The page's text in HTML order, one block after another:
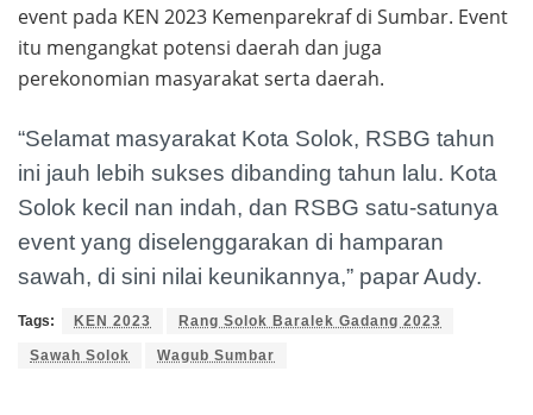
event pada KEN 2023 Kemenparekraf di Sumbar. Event
itu mengangkat potensi daerah dan juga
perekonomian masyarakat serta daerah.
“Selamat masyarakat Kota Solok, RSBG tahun
ini jauh lebih sukses dibanding tahun lalu. Kota
Solok kecil nan indah, dan RSBG satu-satunya
event yang diselenggarakan di hamparan
sawah, di sini nilai keunikannya,” papar Audy.
Tags: KEN 2023 Rang Solok Baralek Gadang 2023
Sawah Solok Wagub Sumbar